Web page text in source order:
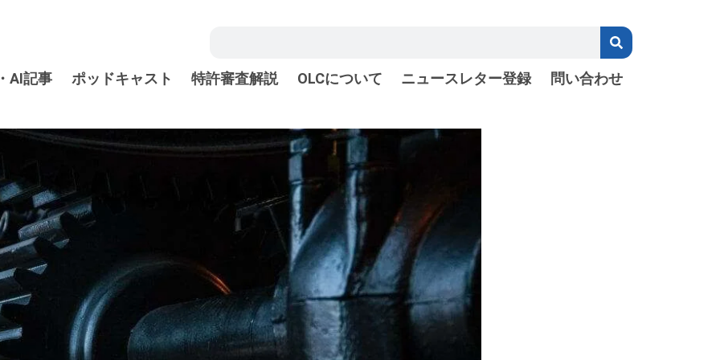
AI記事 ポッドキャスト 特許審査解説 OLCについて ニュースレター登録 問い合わせ